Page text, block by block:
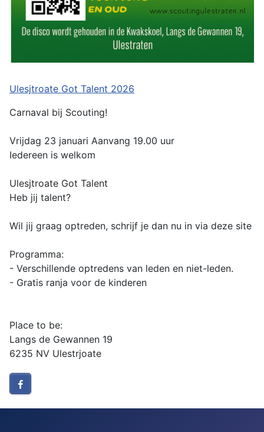
Ulesjtroate Got Talent 2026
Carnaval bij Scouting!
Vrijdag 23 januari Aanvang 19.00 uur
Iedereen is welkom
Ulesjtroate Got Talent
Heb jij talent?
Wil jij graag optreden, schrijf je dan nu in via deze site
Programma:
- Verschillende optredens van leden en niet-leden.
- Gratis ranja voor de kinderen
Place to be:
Langs de Gewannen 19
6235 NV Ulestrjoate